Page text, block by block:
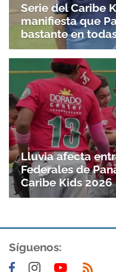
Serie del Caribe
manifiesta que
bastante en
Lluvia afecta
Federales de
Caribe Kids 2026
Síguenos: